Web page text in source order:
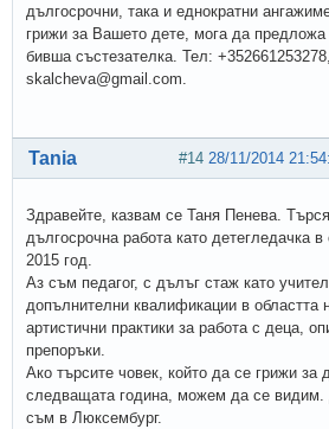
дългосрочни, така и еднократни
грижи за Вашето дете, мога да
бивша състезателка. Тел:
skalcheva@gmail.com.
#14 28/11/2014
Tania
Здравейте, казвам се Таня Пенева.
дългосрочна работа като детегледачка
2015 год.
Аз съм педагог, с дълъг стаж като
допълнителни квалификации в областта
артистични практики за работа с деца,
препоръки.
Ако търсите човек, който да се грижи за
следващата година, можем да се видим.
съм в Люксембург.